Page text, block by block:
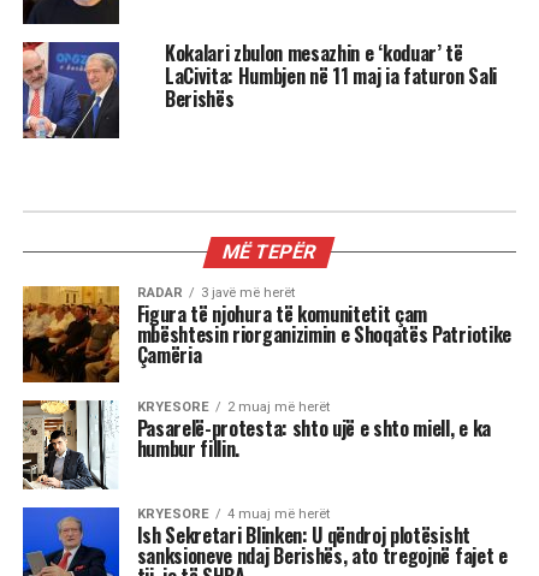
Kokalari zbulon mesazhin e ‘koduar’ të
LaCivita: Humbjen në 11 maj ia faturon Sali
Berishës
MË TEPËR
RADAR 3 javë më herët
Figura të njohura të komunitetit çam
mbështesin riorganizimin e Shoqatës Patriotike
Çamëria
KRYESORE 2 muaj më herët
Pasarelë-protesta: shto ujë e shto miell, e ka
humbur fillin.
KRYESORE 4 muaj më herët
Ish Sekretari Blinken: U qëndroj plotësisht
sanksioneve ndaj Berishës, ato tregojnë fajet e